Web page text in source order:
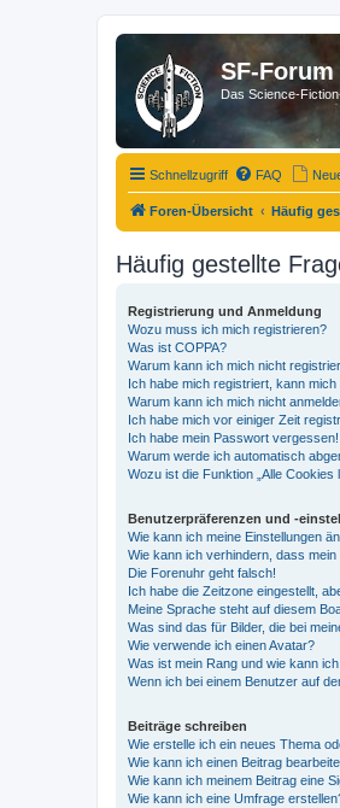
SF-Forum
Das Science-
Schnellzugriff FAQ
Foren-Übersicht Häufig
Häufig gestellte
Registrierung und Anmeldung
Wozu muss ich mich registrieren?
Was ist COPPA?
Warum kann ich mich nicht
Ich habe mich registriert, kann mich
Warum kann ich mich nicht
Ich habe mich vor einiger Zeit
Ich habe mein Passwort vergessen!
Warum werde ich automatisch
Wozu ist die Funktion „Alle Cookies
Benutzerpräferenzen und -
Wie kann ich meine Einstellungen
Wie kann ich verhindern, dass
Die Forenuhr geht falsch!
Ich habe die Zeitzone eingestellt,
Meine Sprache steht auf diesem
Was sind das für Bilder, die bei
Wie verwende ich einen Avatar?
Was ist mein Rang und wie kann
Wenn ich bei einem Benutzer auf
Beiträge schreiben
Wie erstelle ich ein neues Thema
Wie kann ich einen Beitrag
Wie kann ich meinem Beitrag eine
Wie kann ich eine Umfrage